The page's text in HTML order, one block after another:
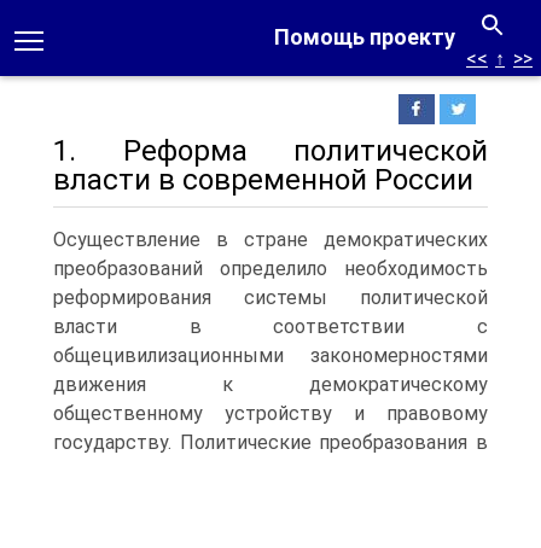
Помощь проекту
<< ↑ >>
1. Реформа политической
власти в современной России
Осуществление в стране демократических
преобразований определило необходимость
реформирования системы политической
власти в соответствии с
общецивилизационными закономерностями
движения к демократическому
общественному устройству и правовому
государству. Политические преобразования в